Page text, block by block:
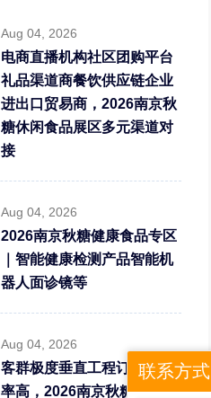
Aug 04, 2026
电商直播机构社区团购平台
礼品渠道商餐饮供应链企业
进出口贸易商，2026南京秋
糖休闲食品展区多元渠道对
接
Aug 04, 2026
2026南京秋糖健康食品专区
｜智能健康检测产品智能机
器人面诊镜等
Aug 04, 2026
客群极度垂直工程订单转化
率高，2026南京秋糖9号食
联系方式